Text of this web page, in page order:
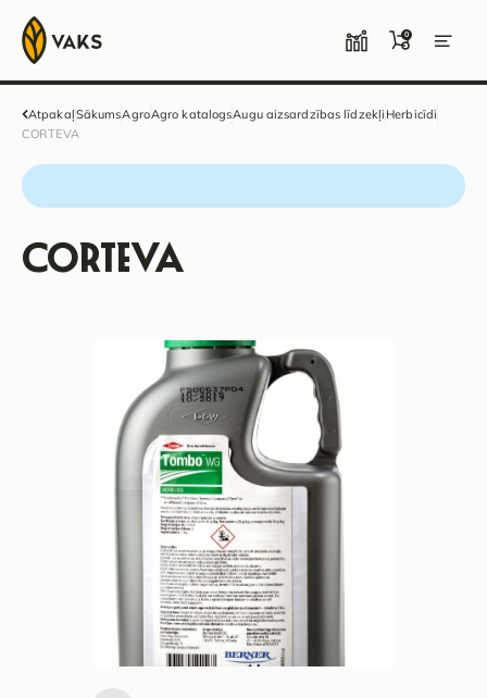
0
AtpakaļSākumsAgroAgro katalogsAugu aizsardzības līdzekļi Herbicīdi
CORTEVA
CORTEVA